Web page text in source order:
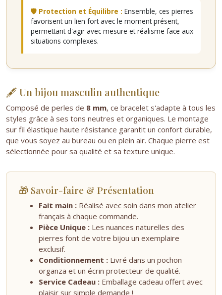
🛡️ Protection et Équilibre : Ensemble, ces pierres
favorisent un lien fort avec le moment présent,
permettant d'agir avec mesure et réalisme face aux
situations complexes.
🖋️ Un bijou masculin authentique
Composé de perles de 8 mm, ce bracelet s'adapte à tous les
styles grâce à ses tons neutres et organiques. Le montage
sur fil élastique haute résistance garantit un confort durable,
que vous soyez au bureau ou en plein air. Chaque pierre est
sélectionnée pour sa qualité et sa texture unique.
🎁 Savoir-faire & Présentation
Fait main : Réalisé avec soin dans mon atelier
français à chaque commande.
Pièce Unique : Les nuances naturelles des
pierres font de votre bijou un exemplaire
exclusif.
Conditionnement : Livré dans un pochon
organza et un écrin protecteur de qualité.
Service Cadeau : Emballage cadeau offert avec
plaisir sur simple demande !